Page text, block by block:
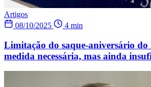
Artigos
08/10/2025
4 min
Limitação do saque-aniversário
medida necessária, mas ainda